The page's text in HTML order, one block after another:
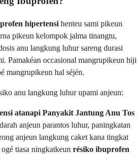
hipertensi henteu sami pikeun
pikeun kelompok jalma tinangtu,
anu langkung luhur sareng durasi
Pamakéan occasional mangrupikeun hiji
mangrupikeun hal séjén.
anu langkung luhur upami anjeun:
atanapi Panyakit Jantung Anu Tos
anjeun parantos luhur, paningkatan
anjeun langkung caket kana tingkat
tiasa ningkatkeun résiko ibuprofen